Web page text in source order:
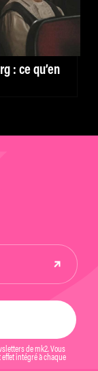
: ce qu’en
de mk2. Vous
intégré à chaque